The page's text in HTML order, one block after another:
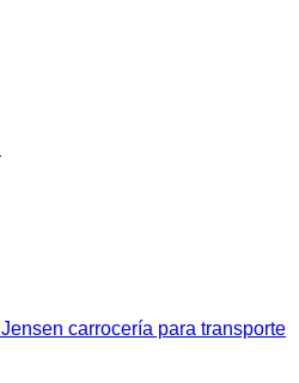
Jensen carrocería para transporte